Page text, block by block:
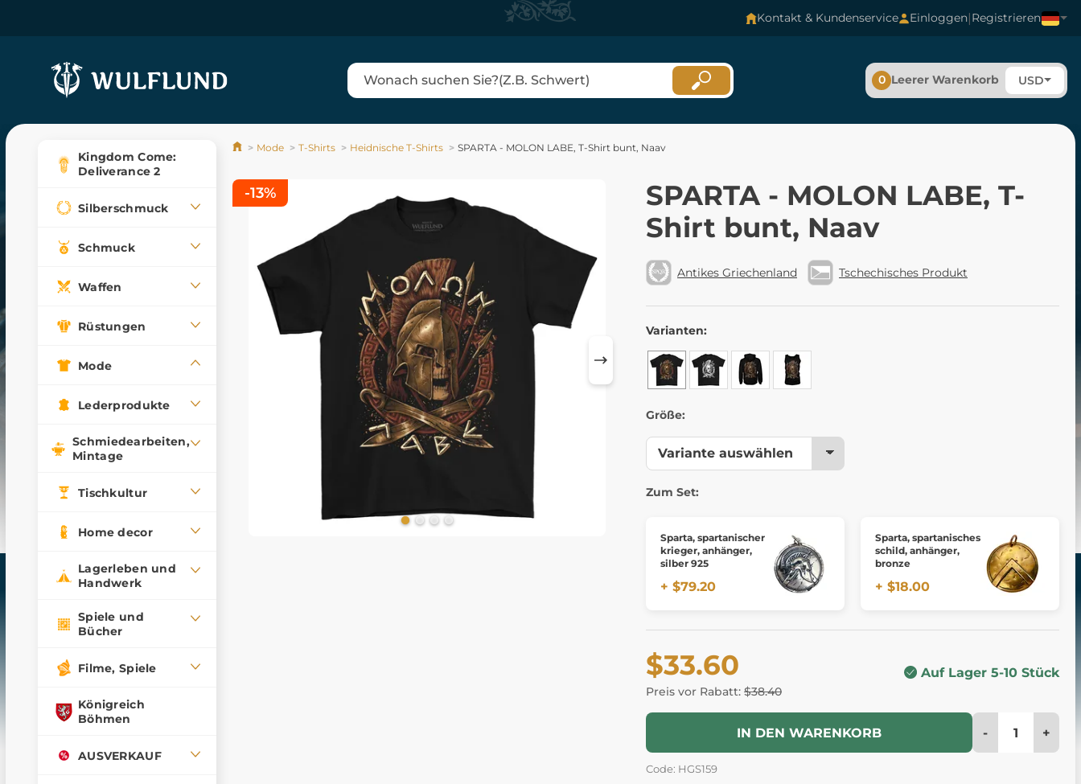
Kontakt & Kundenservice Einloggen|Registrieren
0 Leerer Warenkorb USD
Kingdom Come:
Deliverance 2
Silberschmuck
Schmuck
Waffen
Rüstungen
Mode
Lederprodukte
Schmiedearbeiten,
Mintage
Tischkultur
Home decor
Lagerleben und
Handwerk
Spiele und
Bücher
Filme, Spiele
Königreich
Böhmen
AUSVERKAUF
Mode T-Shirts Heidnische T-Shirts SPARTA - MOLON LABE, T-Shirt bunt, Naav
SPARTA - MOLON LABE, T-
Shirt bunt, Naav
Antikes Griechenland Tschechisches Produkt
Varianten:
Größe:
Zum Set:
Sparta, spartanischer
krieger, anhänger,
silber 925
+ $79.20
Sparta, spartanisches
schild, anhänger,
bronze
+ $18.00
$33.60
Preis vor Rabatt: $38.40
Auf Lager 5-10 Stück
IN DEN WARENKORB - +
Code: HGS159
-13%